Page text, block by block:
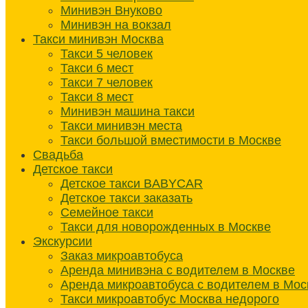
Минивэн Внуково
Минивэн на вокзал
Такси минивэн Москва
Такси 5 человек
Такси 6 мест
Такси 7 человек
Такси 8 мест
Минивэн машина такси
Такси минивэн места
Такси большой вместимости в Москве
Свадьба
Детское такси
Детское такси BABYCAR
Детское такси заказать
Семейное такси
Такси для новорожденных в Москве
Экскурсии
Заказ микроавтобуса
Аренда минивэна с водителем в Москве
Аренда микроавтобуса с водителем в
Такси микроавтобус Москва недорого